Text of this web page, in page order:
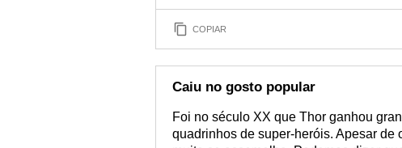
COPIAR
Caiu no gosto popular
Foi no século XX que Thor ganhou
quadrinhos de super-heróis. Apesar de